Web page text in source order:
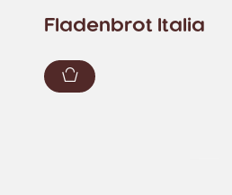
Fladenbrot Italia
Zum Warenkorb